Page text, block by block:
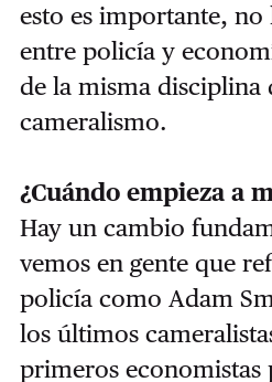
esto es importante,
entre policía y
de la misma disciplina
cameralismo.
¿Cuándo empieza a
Hay un cambio
vemos en gente que
policía como Adam
los últimos
primeros economistas